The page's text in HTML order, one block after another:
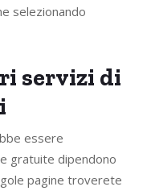
selezionando
servizi di
essere
gratuite dipendono
pagine troverete